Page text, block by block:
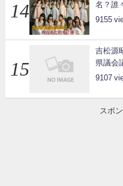
名？誰
9155
吉松源
県議会
9107
スポ